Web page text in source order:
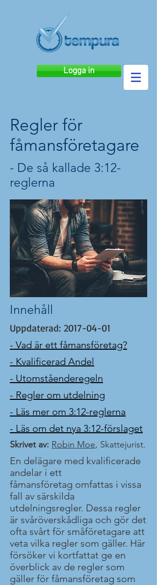
Logga in
Regler för
fåmansföretagare
- De så kallade 3:12-
reglerna
Innehåll
Uppdaterad: 2017-04-01
- Vad är ett fåmansföretag?
- Kvalificerad Andel
- Utomståenderegeln
- Regler om utdelning
- Läs mer om 3:12-reglerna
- Läs om det nya 3:12-förslaget
Skrivet av: Robin Moe, Skattejurist.
En delägare med kvalificerade
andelar i ett
fåmansföretag omfattas i vissa
fall av särskilda
utdelningsregler. Dessa regler
är svåröverskådliga och gör det
ofta svårt för småföretagare att
veta vilka regler som gäller. Här
försöker vi kortfattat ge en
överblick av de regler som
gäller för fåmansföretag som